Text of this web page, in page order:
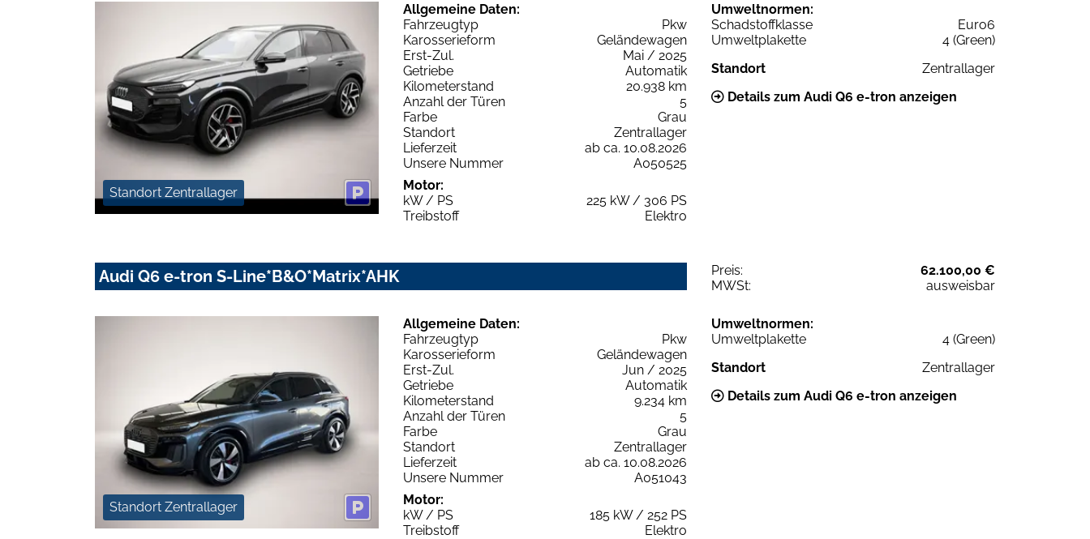
Standort Zentrallager
Allgemeine Daten:
Fahrzeugtyp
Pkw
Karosserieform
Geländewagen
Erst-Zul.
Mai / 2025
Getriebe
Automatik
Kilometerstand
20.938 km
Anzahl der Türen
5
Farbe
Grau
Standort
Zentrallager
Lieferzeit
ab ca. 10.08.2026
Unsere Nummer
A050525
Motor:
kW / PS
225 kW / 306 PS
Treibstoff
Elektro
Umweltnormen:
Schadstoffklasse
Euro6
Umweltplakette
4 (Green)
Standort
Zentrallager
Details zum Audi Q6 e-tron anzeigen
Audi Q6 e-tron S-Line*B&O*Matrix*AHK Preis:
62.100,00 €
MWSt:
ausweisbar
Standort Zentrallager
Allgemeine Daten:
Fahrzeugtyp
Pkw
Karosserieform
Geländewagen
Erst-Zul.
Jun / 2025
Getriebe
Automatik
Kilometerstand
9.234 km
Anzahl der Türen
5
Farbe
Grau
Standort
Zentrallager
Lieferzeit
ab ca. 10.08.2026
Unsere Nummer
A051043
Motor:
kW / PS
185 kW / 252 PS
Treibstoff
Elektro
Umweltnormen:
Umweltplakette
4 (Green)
Standort
Zentrallager
Details zum Audi Q6 e-tron anzeigen